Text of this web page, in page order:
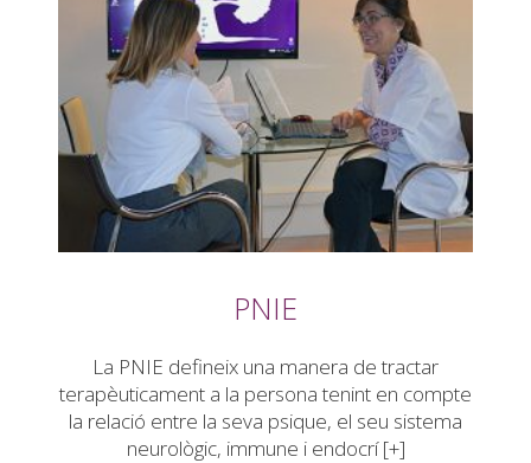
PNIE
La PNIE defineix una manera de tractar
terapèuticament a la persona tenint en compte
la relació entre la seva psique, el seu sistema
neurològic, immune i endocrí [+]